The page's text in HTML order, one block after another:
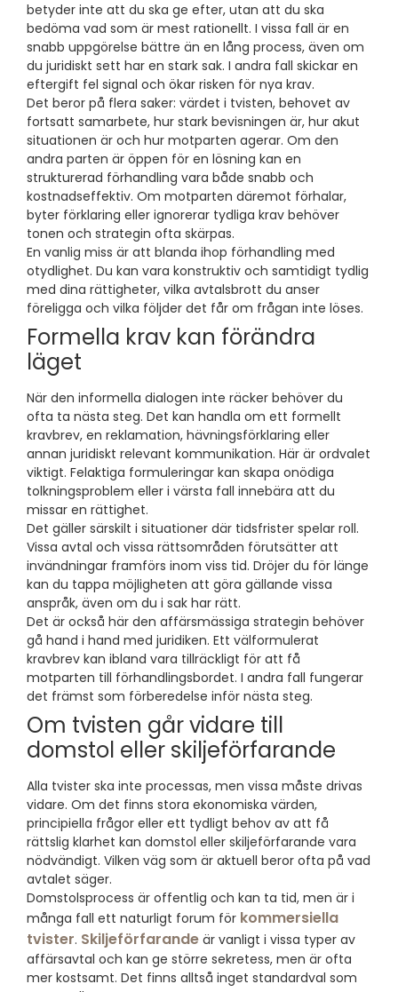
betyder inte att du ska ge efter, utan att du ska
bedöma vad som är mest rationellt. I vissa fall är en
snabb uppgörelse bättre än en lång process, även om
du juridiskt sett har en stark sak. I andra fall skickar en
eftergift fel signal och ökar risken för nya krav.
Det beror på flera saker: värdet i tvisten, behovet av
fortsatt samarbete, hur stark bevisningen är, hur akut
situationen är och hur motparten agerar. Om den
andra parten är öppen för en lösning kan en
strukturerad förhandling vara både snabb och
kostnadseffektiv. Om motparten däremot förhalar,
byter förklaring eller ignorerar tydliga krav behöver
tonen och strategin ofta skärpas.
En vanlig miss är att blanda ihop förhandling med
otydlighet. Du kan vara konstruktiv och samtidigt tydlig
med dina rättigheter, vilka avtalsbrott du anser
föreligga och vilka följder det får om frågan inte löses.
Formella krav kan förändra
läget
När den informella dialogen inte räcker behöver du
ofta ta nästa steg. Det kan handla om ett formellt
kravbrev, en reklamation, hävningsförklaring eller
annan juridiskt relevant kommunikation. Här är ordvalet
viktigt. Felaktiga formuleringar kan skapa onödiga
tolkningsproblem eller i värsta fall innebära att du
missar en rättighet.
Det gäller särskilt i situationer där tidsfrister spelar roll.
Vissa avtal och vissa rättsområden förutsätter att
invändningar framförs inom viss tid. Dröjer du för länge
kan du tappa möjligheten att göra gällande vissa
anspråk, även om du i sak har rätt.
Det är också här den affärsmässiga strategin behöver
gå hand i hand med juridiken. Ett välformulerat
kravbrev kan ibland vara tillräckligt för att få
motparten till förhandlingsbordet. I andra fall fungerar
det främst som förberedelse inför nästa steg.
Om tvisten går vidare till
domstol eller skiljeförfarande
Alla tvister ska inte processas, men vissa måste drivas
vidare. Om det finns stora ekonomiska värden,
principiella frågor eller ett tydligt behov av att få
rättslig klarhet kan domstol eller skiljeförfarande vara
nödvändigt. Vilken väg som är aktuell beror ofta på vad
avtalet säger.
Domstolsprocess är offentlig och kan ta tid, men är i
många fall ett naturligt forum för kommersiella
tvister. Skiljeförfarande är vanligt i vissa typer av
affärsavtal och kan ge större sekretess, men är ofta
mer kostsamt. Det finns alltså inget standardval som